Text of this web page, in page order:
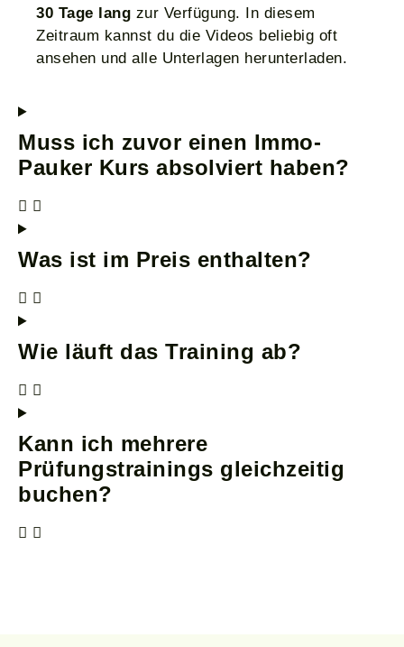
30 Tage lang zur Verfügung. In diesem
Zeitraum kannst du die Videos beliebig oft
ansehen und alle Unterlagen herunterladen.
Muss ich zuvor einen Immo-
Pauker Kurs absolviert haben?
Was ist im Preis enthalten?
Wie läuft das Training ab?
Kann ich mehrere
Prüfungstrainings gleichzeitig
buchen?